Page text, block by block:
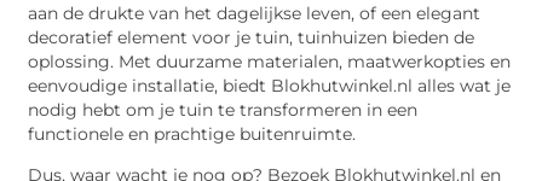
aan de drukte van het dagelijkse leven, of een elegant
decoratief element voor je tuin, tuinhuizen bieden de
oplossing. Met duurzame materialen, maatwerkopties en
eenvoudige installatie, biedt Blokhutwinkel.nl alles wat je
nodig hebt om je tuin te transformeren in een
functionele en prachtige buitenruimte.
Dus, waar wacht je nog op? Bezoek Blokhutwinkel.nl en